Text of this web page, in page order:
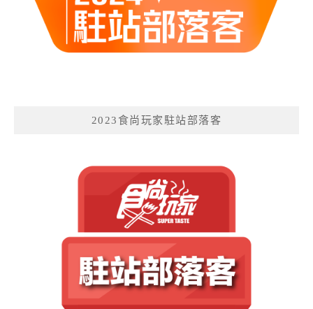
2023食尚玩家駐站部落客